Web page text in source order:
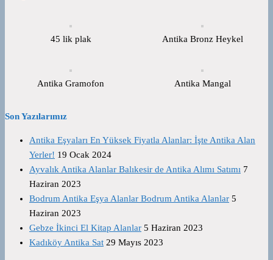
45 lik plak Antika Bronz Heykel
Antika Gramofon Antika Mangal
Son Yazılarımız
Antika Eşyaları En Yüksek Fiyatla Alanlar: İşte Antika Alan
Yerler! 19 Ocak 2024
Ayvalık Antika Alanlar Balıkesir de Antika Alımı Satımı 7
Haziran 2023
Bodrum Antika Eşya Alanlar Bodrum Antika Alanlar 5
Haziran 2023
Gebze İkinci El Kitap Alanlar 5 Haziran 2023
Kadıköy Antika Sat 29 Mayıs 2023